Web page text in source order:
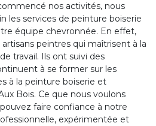
nos activités, nous
les services de peinture boiserie
équipe chevronnée. En effet,
peintres qui maîtrisent à la
travail. Ils ont suivi des
à se former sur les
à la peinture boiserie et
Bois. Ce que nous voulons
faire confiance à notre
expérimentée et